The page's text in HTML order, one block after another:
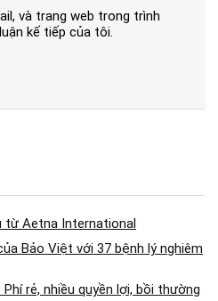
và trang web trong trình
kế tiếp của tôi.
từ Aetna International
Bảo Việt với 37 bệnh lý nghiêm
rẻ, nhiều quyền lợi, bồi thường